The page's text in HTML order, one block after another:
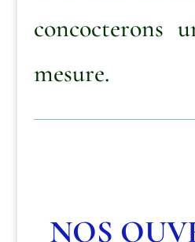
concocterons
mesure.
NOS